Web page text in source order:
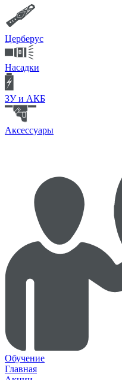
Церберус
Насадки
ЗУ и АКБ
Аксессуары
Обучение
Главная